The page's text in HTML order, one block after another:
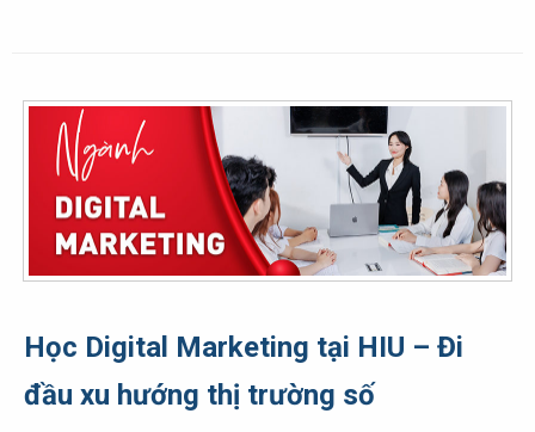
Học Digital Marketing tại HIU – Đi
đầu xu hướng thị trường số